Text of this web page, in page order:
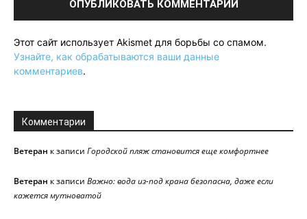
Этот сайт использует Akismet для борьбы со спамом.
Узнайте, как обрабатываются ваши данные
комментариев.
Комментарии
Ветеран к записи Городской пляж становится еще комфортнее
Ветеран к записи Важно: вода из-под крана безопасна, даже если
кажется мутноватой